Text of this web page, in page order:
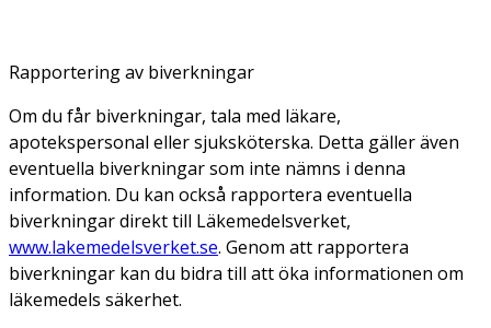
Rapportering av biverkningar
Om du får biverkningar, tala med läkare,
apotekspersonal eller sjuksköterska. Detta gäller även
eventuella biverkningar som inte nämns i denna
information. Du kan också rapportera eventuella
biverkningar direkt till Läkemedelsverket,
www.lakemedelsverket.se. Genom att rapportera
biverkningar kan du bidra till att öka informationen om
läkemedels säkerhet.